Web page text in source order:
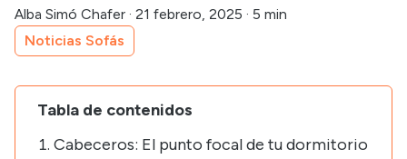
Alba Simó Chafer · 21 febrero, 2025 · 5 min
Noticias Sofás
Tabla de contenidos
Cabeceros: El punto focal de tu dormitorio